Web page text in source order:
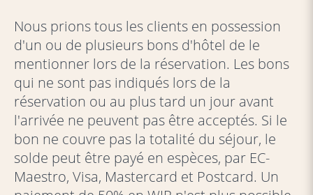
Nous prions tous les clients en possession
d'un ou de plusieurs bons d'hôtel de le
mentionner lors de la réservation. Les bons
qui ne sont pas indiqués lors de la
réservation ou au plus tard un jour avant
l'arrivée ne peuvent pas être acceptés. Si le
bon ne couvre pas la totalité du séjour, le
solde peut être payé en espèces, par EC-
Maestro, Visa, Mastercard et Postcard. Un